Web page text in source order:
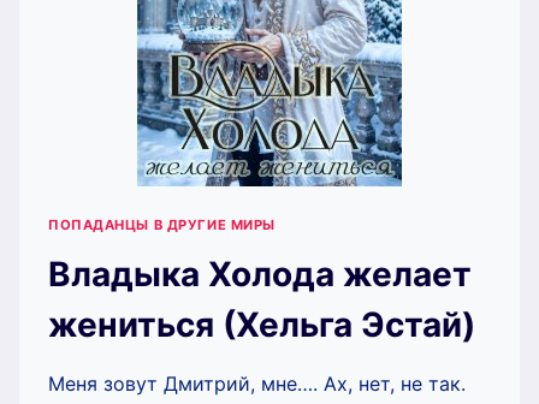
ПОПАДАНЦЫ В ДРУГИЕ МИРЫ
Владыка Холода желает
жениться (Хельга Эстай)
Меня зовут Дмитрий, мне…. Ах, нет, не так.